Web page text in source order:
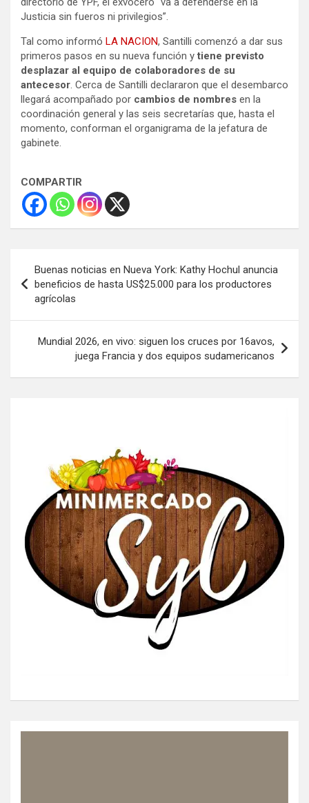
Justicia sin fueros ni privilegios”.
Tal como informó LA NACION, Santilli comenzó a dar sus
primeros pasos en su nueva función ytiene previsto
desplazar al equipo de colaboradores de su
antecesor. Cerca de Santilli declararon que el desembarco
llegará acompañado por cambios de nombres en la
coordinación general y las seis secretarías que, hasta el
momento, conforman el organigrama de la jefatura de
gabinete.
COMPARTIR
de
entradas
Buenas noticias en Nueva York: Kathy Hochul anuncia
beneficios de hasta US$25.000 para los productores
agrícolas
Mundial 2026, en vivo: siguen los cruces por 16avos,
juega Francia y dos equipos sudamericanos